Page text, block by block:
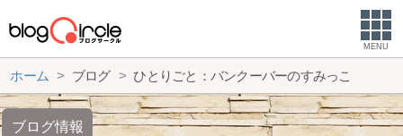
MENU
ホーム ブログ ひとりごと：バンクーバーのすみっこ
ブログ情報